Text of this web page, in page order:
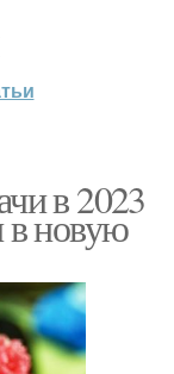
в 2023
в новую